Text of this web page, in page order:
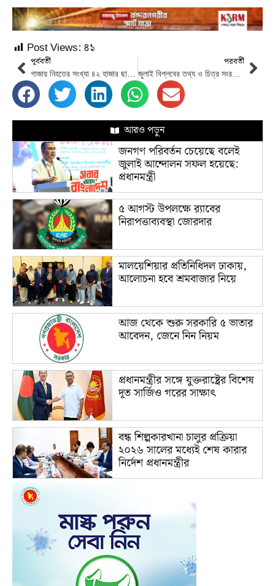
Post Views: ৪১
পূর্ববর্তী
গাজায় নিহতের সংখ্যা ৪২ হাজার ছাড়াল
পরবর্তী
জুলাই বিপ্লবের তথ্য ও চিত্র সংরক্ষণে আন্দোলনের ভিডিও ও স্থিরচিত্র জমাদানের আহ্বান
আরও পড়ুন
জনগণ পরিবর্তন চেয়েছে বলেই
জুলাই আন্দোলন সফল হয়েছে:
প্রধানমন্ত্রী
৫ আগস্ট উপলক্ষে র‌্যাবের
নিরাপত্তাব্যবস্থা জোরদার
মালয়েশিয়ার প্রতিনিধিদল ঢাকায়,
আলোচনা হবে শ্রমবাজার নিয়ে
আজ থেকে শুরু সরকারি ৫ ভাতার
আবেদন, জেনে নিন নিয়ম
প্রধানমন্ত্রীর সঙ্গে যুক্তরাষ্ট্রের বিশেষ
দূত সার্জিও গরের সাক্ষাৎ
বন্ধ শিল্পকারখানা চালুর প্রক্রিয়া
২০২৬ সালের মধ্যেই শেষ কারার
নির্দেশ প্রধানমন্ত্রীর